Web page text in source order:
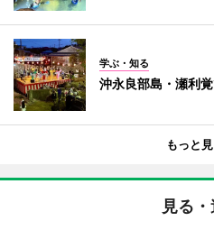
学ぶ・知る
沖永良部島・瀬利
もっと
見る